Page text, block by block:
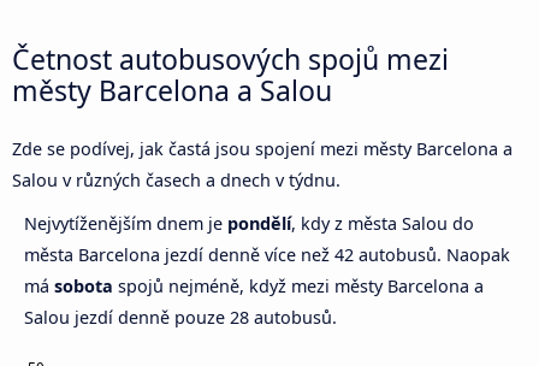
Četnost autobusových spojů mezi
městy Barcelona a Salou
Zde se podívej, jak častá jsou spojení mezi městy Barcelona a
Salou v různých časech a dnech v týdnu.
Nejvytíženějším dnem je pondělí, kdy z města Salou do
města Barcelona jezdí denně více než 42 autobusů. Naopak
má sobota spojů nejméně, když mezi městy Barcelona a
Salou jezdí denně pouze 28 autobusů.